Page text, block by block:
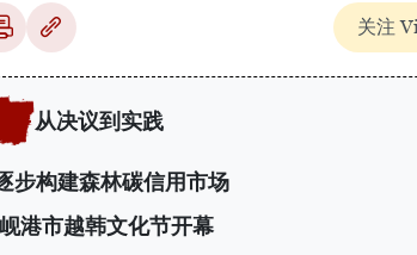
关注
从决议到实践
步构建森林碳信用市场
港市越韩文化节开幕